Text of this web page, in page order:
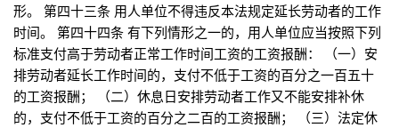
形。 第四十三条 用人单位不得违反本法规定延长劳动者的工作
时间。 第四十四条 有下列情形之一的，用人单位应当按照下列
标准支付高于劳动者正常工作时间工资的工资报酬： （一）安
排劳动者延长工作时间的，支付不低于工资的百分之一百五十
的工资报酬； （二）休息日安排劳动者工作又不能安排补休
的，支付不低于工资的百分之二百的工资报酬； （三）法定休